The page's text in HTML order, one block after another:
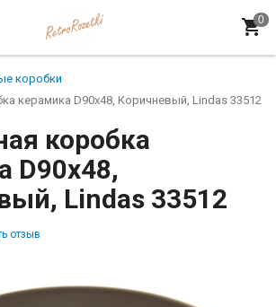
коробки
керамика D90х48, Коричневый, Lindas 33512
коробка
D90х48,
Lindas 33512
отзыв